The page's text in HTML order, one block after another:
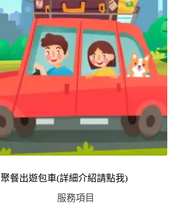
聚餐出遊包車(詳細介紹請點我)
服務項目